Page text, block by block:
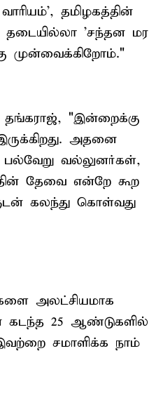
தமிழகத்தின்
தடையில்லா 'சந்தன மர
முன்வைக்கிறோம்."
"இன்றைக்கு
அதனை
வல்லுனர்கள்,
தேவை என்றே கூற
கலந்து கொள்வது
அலட்சியமாக
கடந்த 25 ஆண்டுகளில்
சமாளிக்க நாம்